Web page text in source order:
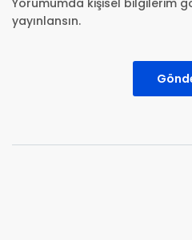
Yorumumda kişisel bilgilerim
yayınlansın.